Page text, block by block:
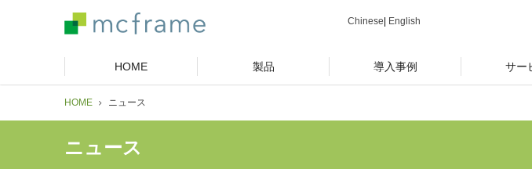
Chinese English
HOME 製品 導入事例 サー
HOME ニュース
ニュース